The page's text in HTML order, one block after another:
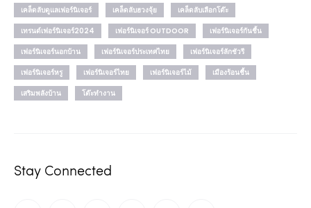
เคล็ดลับดูแลเฟอร์นิเจอร์
เคล็ดลับฮวงจุ้ย
เคล็ดลับเลือกโต๊ะ
เทรนด์เฟอร์นิเจอร์2024
เฟอร์นิเจอร์ OUTDOOR
เฟอร์นิเจอร์กันชื้น
เฟอร์นิเจอร์นอกบ้าน
เฟอร์นิเจอร์ประเทศไทย
เฟอร์นิเจอร์ลักชัวรี
เฟอร์นิเจอร์หรู
เฟอร์นิเจอร์ไทย เฟอร์นิเจอร์ไม้
เมืองร้อนชื้น
เสริมพลังบ้าน
โต๊ะทำงาน
Stay Connected